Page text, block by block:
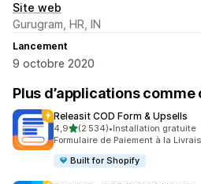
Site web
Gurugram, HR, IN
Lancement
9 octobre 2020
Plus d’applications
Releasit COD Form & Upsells
4,9étoile(s) sur 5
(2 534)
2534 avis au total
•Installation gratuite
Formulaire de Paiement à la
Built for Shopify